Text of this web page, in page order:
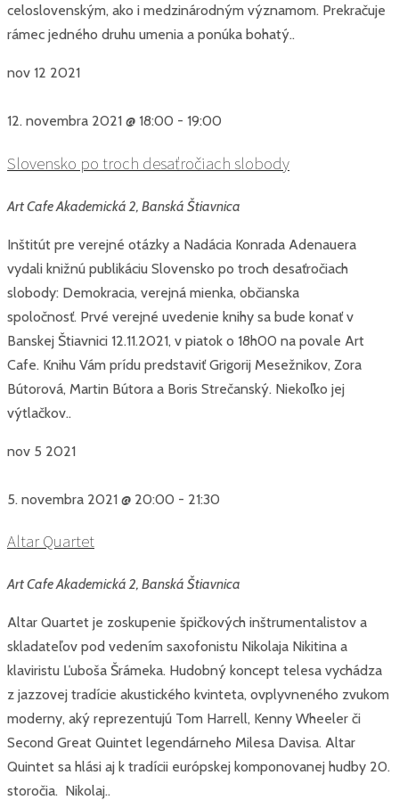
celoslovenským, ako i medzinárodným významom. Prekračuje
rámec jedného druhu umenia a ponúka bohatý..
nov 12 2021
12. novembra 2021 @ 18:00 - 19:00
Slovensko po troch desaťročiach slobody
Art CafeAkademická 2, Banská Štiavnica
Inštitút pre verejné otázky a Nadácia Konrada Adenauera
vydali knižnú publikáciu Slovensko po troch desaťročiach
slobody: Demokracia, verejná mienka, občianska
spoločnosť. Prvé verejné uvedenie knihy sa bude konať v
Banskej Štiavnici 12.11.2021, v piatok o 18h00 na povale Art
Cafe. Knihu Vám prídu predstaviť Grigorij Mesežnikov, Zora
Bútorová, Martin Bútora a Boris Strečanský. Niekoľko jej
výtlačkov..
nov 5 2021
5. novembra 2021 @ 20:00 - 21:30
Altar Quartet
Art CafeAkademická 2, Banská Štiavnica
Altar Quartet je zoskupenie špičkových inštrumentalistov a
skladateľov pod vedením saxofonistu Nikolaja Nikitina a
klaviristu Ľuboša Šrámeka. Hudobný koncept telesa vychádza
z jazzovej tradície akustického kvinteta, ovplyvneného zvukom
moderny, aký reprezentujú Tom Harrell, Kenny Wheeler či
Second Great Quintet legendárneho Milesa Davisa. Altar
Quintet sa hlási aj k tradícii európskej komponovanej hudby 20.
storočia. Nikolaj..